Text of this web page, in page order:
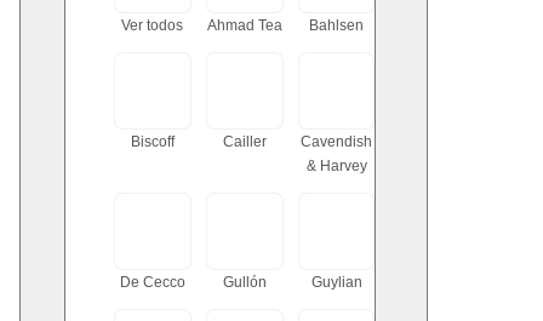
Ver todos Ahmad Tea Bahlsen
Biscoff Cailler
Cavendish
& Harvey
De Cecco Gullón Guylian